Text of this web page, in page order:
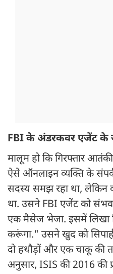
FBI के अंडरकवर एजेंट
मालूम हो कि गिरफ्तार
ऐसे ऑनलाइन व्यक्ति के
सदस्य समझ रहा था,
था. उसने FBI एजेंट को
एक मैसेज भेजा. इसमें लिखा
करूंगा." उसने खुद को
दो हथौड़ों और एक चाकू की
अनुसार, ISIS की 2016 की